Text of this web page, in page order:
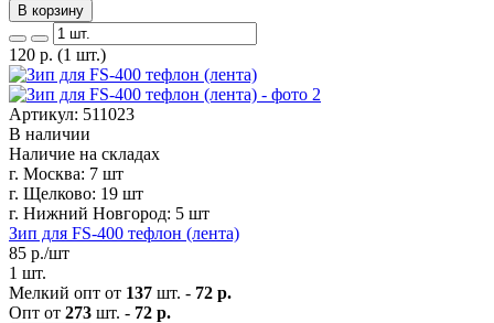
В корзину
120 р. (1 шт.)
Артикул: 511023
В наличии
Наличие на складах
г. Москва: 7 шт
г. Щелково: 19 шт
г. Нижний Новгород: 5 шт
Зип для FS-400 тефлон (лента)
85 р./шт
1 шт.
Мелкий опт от 137 шт. - 72 р.
Опт от 273 шт. - 72 р.